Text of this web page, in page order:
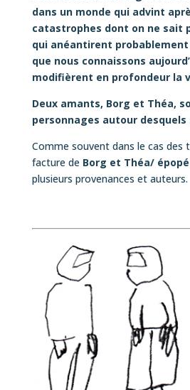
dans un monde qui advint
catastrophes dont on ne sait
qui anéantirent
que nous connaissons
modifièrent en profondeur la
Deux amants, Borg et Théa,
personnages autour desquels
Comme souvent dans le cas des
facture de Borg et Théa/
plusieurs provenances et auteurs.